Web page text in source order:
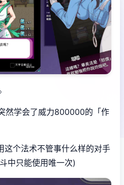
然学会了威力800000的「作
这个法术不管事什么样的对手
中只能使用唯一次)